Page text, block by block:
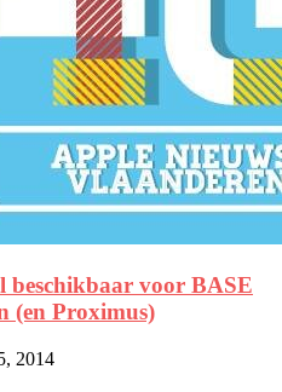
beschikbaar voor BASE
(en Proximus)
2014